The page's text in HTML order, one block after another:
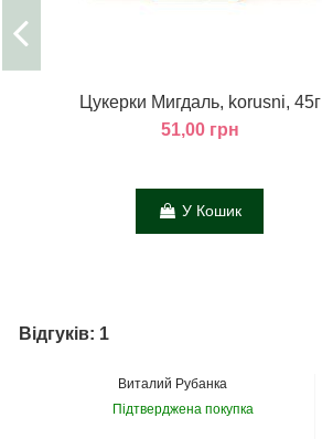
Цукерки Мигдаль, korusni, 45г
51,00 грн
У Кошик
Відгуків: 1
Виталий Рубанка
Підтверджена покупка